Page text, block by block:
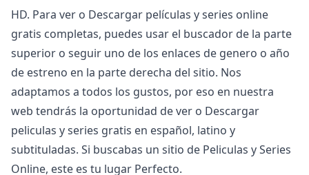
HD. Para ver o Descargar películas y series online
gratis completas, puedes usar el buscador de la parte
superior o seguir uno de los enlaces de genero o año
de estreno en la parte derecha del sitio. Nos
adaptamos a todos los gustos, por eso en nuestra
web tendrás la oportunidad de ver o Descargar
peliculas y series gratis en español, latino y
subtituladas. Si buscabas un sitio de Peliculas y Series
Online, este es tu lugar Perfecto.